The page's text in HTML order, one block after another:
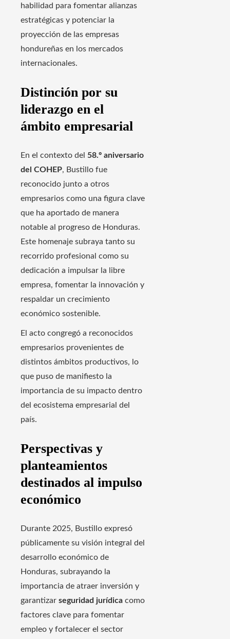
habilidad para fomentar alianzas
estratégicas y potenciar la
proyección de las empresas
hondureñas en los mercados
internacionales.
Distinción por su
liderazgo en el
ámbito empresarial
En el contexto del 58.º aniversario
del COHEP, Bustillo fue
reconocido junto a otros
empresarios como una figura clave
que ha aportado de manera
notable al progreso de Honduras.
Este homenaje subraya tanto su
recorrido profesional como su
dedicación a impulsar la libre
empresa, fomentar la innovación y
respaldar un crecimiento
económico sostenible.
El acto congregó a reconocidos
empresarios provenientes de
distintos ámbitos productivos, lo
que puso de manifiesto la
importancia de su impacto dentro
del ecosistema empresarial del
país.
Perspectivas y
planteamientos
destinados al impulso
económico
Durante 2025, Bustillo expresó
públicamente su visión integral del
desarrollo económico de
Honduras, subrayando la
importancia de atraer inversión y
garantizar seguridad jurídica como
factores clave para fomentar
empleo y fortalecer el sector